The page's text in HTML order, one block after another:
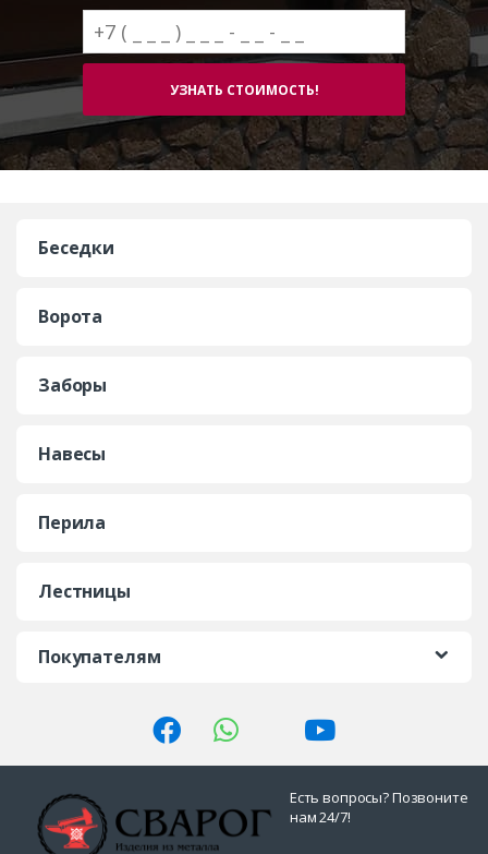
Беседки
Ворота
Заборы
Навесы
Перила
Лестницы
Покупателям
Есть вопросы? Позвоните
нам 24/7!